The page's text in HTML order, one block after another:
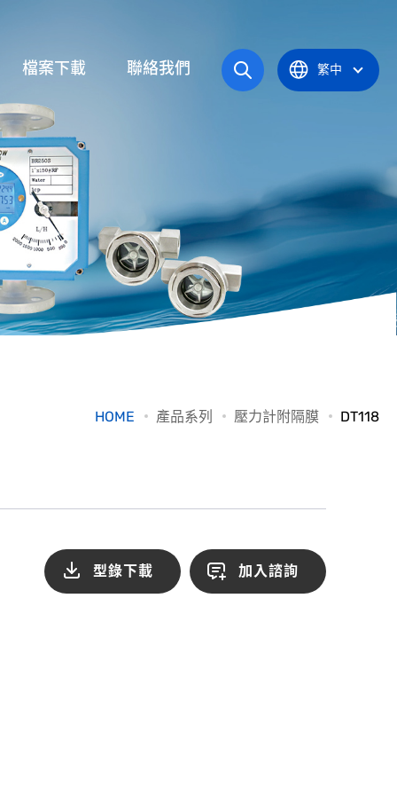
爐
檔案下載
操作手冊
產品型錄
認證證書
聯絡我們 繁中
HOME 產品系列 壓力計附隔膜 DT118
型錄下載 加入諮詢